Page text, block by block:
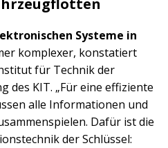
Systeme in
komplexer, konstatiert
für Technik der
des KIT. „Für eine effiziente
alle Informationen und
Dafür ist die
der Schlüssel: